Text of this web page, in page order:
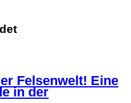
Felsenwelt! Eine
in der